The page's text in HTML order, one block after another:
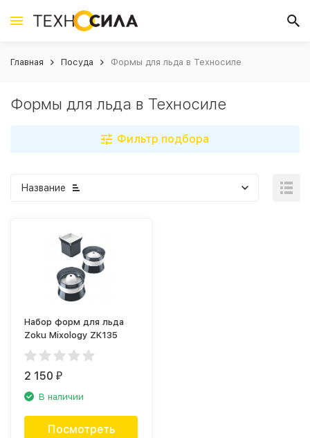
Главная Посуда Формы для льда в Техносиле
Формы для льда в Техносиле
Фильтр подбора
Название
Набор форм для льда
Zoku Mixology ZK135
2 150₽
В наличии
Посмотреть